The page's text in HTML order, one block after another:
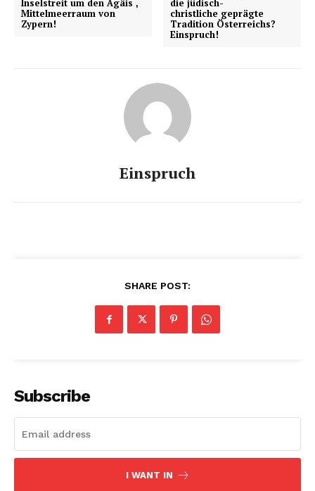
Inselstreit um den Ägäis ,
Mittelmeerraum von
Zypern!
die jüdisch-
christliche geprägte
Tradition Österreichs?
Einspruch!
Einspruch
SHARE POST:
Subscribe
I WANT IN